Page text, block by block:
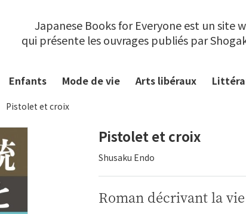
Japanese Books for Everyone est un site
qui présente les ouvrages publiés par
Enfants Mode de vie Arts libéraux
Pistolet et croix
Pistolet et croix
Shusaku Endo
Roman décrivant la